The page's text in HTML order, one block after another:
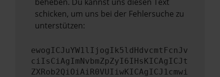
schicken, um uns bei der Fehlersuche zu
unterstützen:
ewogICJuYW1lIjogIk5ldHdvcmtFcnJv
ciIsCiAgImNvbmZpZyI6IHsKICAgICJt
ZXRob2QiOiAiR0VUIiwKICAgICJ1cmwi